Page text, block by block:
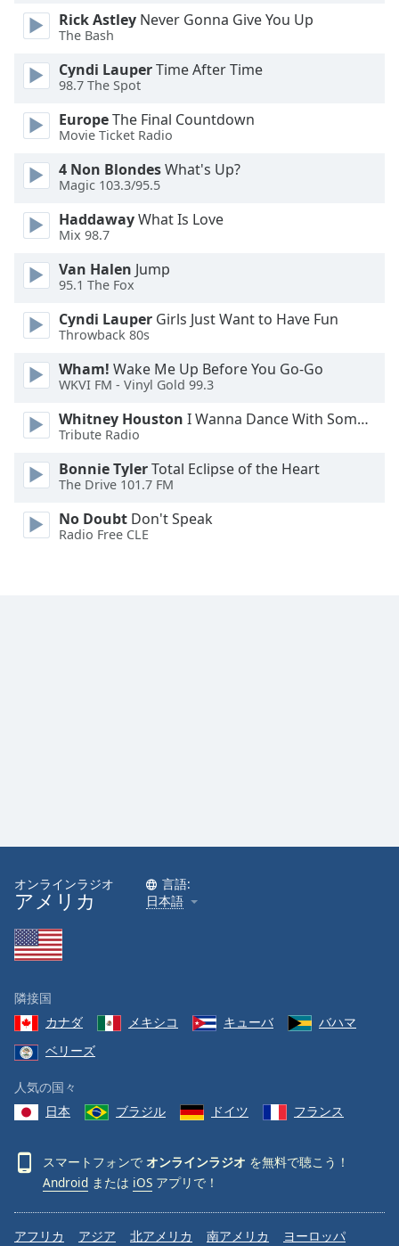
Text
Background
Area
Background
Color
Opacity
Font
Size
Text
Font
Rick Astley Never Gonna Give You Up
The Bash
Cyndi LauperTime After Time
98.7 The Spot
EuropeThe Final Countdown
Movie Ticket Radio
4 Non BlondesWhat's Up?
Magic 103.3/95.5
HaddawayWhat Is Love
Mix 98.7
Van Halen Jump
95.1 The Fox
Cyndi Lauper Girls Just Want to Have Fun
Throwback 80s
Wham! Wake Me Up Before You Go-Go
WKVI FM - Vinyl Gold 99.3
Whitney Houston I Wanna Dance With Somebody
Tribute Radio
Bonnie TylerTotal Eclipse of the Heart
The Drive 101.7 FM
No Doubt Don't Speak
Radio Free CLE
オンラインラジオ
アメリカ
言語:
日本語
隣接国
カナダ
メキシコ キューバ
バハマ
ベリーズ
人気の国々
日本
ブラジル ドイツ フランス
スマートフォンで オンラインラジオ を無料で聴こう！
Android または iOS アプリで！
アフリカ アジア 北アメリカ 南アメリカ ヨーロッパ